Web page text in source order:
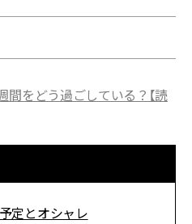
間をどう過ごしている？【読
定とオシャレ